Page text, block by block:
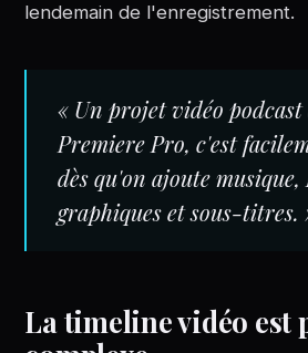
lendemain de l'enregistrement.
« Un projet vidéo podcast
Premiere Pro, c'est
dès qu'on ajoute
graphiques et sous-titres.
La timeline vidéo est